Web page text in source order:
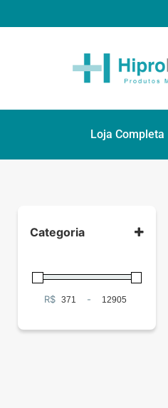
Loja Completa
Categoria
Gerais
Ginecologia (1)
Laparoscopia (104)
R$ Minimum Price
-Maximum Price